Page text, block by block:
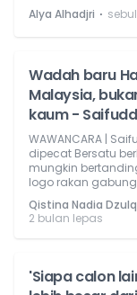
Alya Alhadjri ⋅
Wadah baru
Malaysia,
kaum -
WAWANCARA |
dipecat Bersatu
mungkin
logo rakan
Qistina Nadia
2 bulan lepas
'Siapa calon